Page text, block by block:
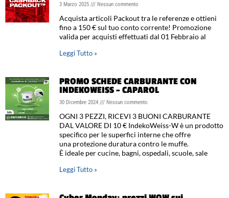
3 Marzo 2025 Nessun commento
Acquista articoli Packout tra le referenze e ottieni
fino a 150 € sul tuo conto corrente! Promozione
valida per acquisti effettuati dal 01 Febbraio al
Leggi Tutto »
PROMO SCHEDE CARBURANTE CON
INDEKOWEISS – CAPAROL
30 Dicembre 2024 Nessun commento
OGNI 3 PEZZI, RICEVI 3 BUONI CARBURANTE
DAL VALORE DI 10 € IndekoWeiss-W è un prodotto
specifico per le superfici interne che offre
una protezione duratura contro le muffe.
È ideale per cucine, bagni, ospedali, scuole, sale
Leggi Tutto »